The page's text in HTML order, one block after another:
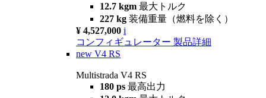
12.7 kgm 最大トルク
227 kg 装備重量（燃料を除く）
¥ 4,527,000 i
コンフィギュレーター 製品詳細
new V4 RS
Multistrada V4 RS
180 ps 最高出力